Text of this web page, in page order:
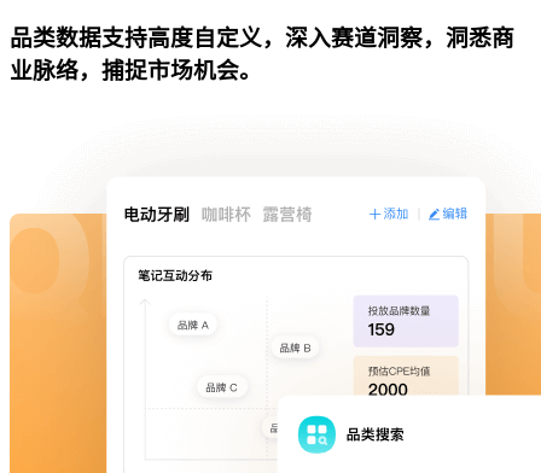
品类数据支持高度自定义，深入赛道洞察，洞悉商
业脉络，捕捉市场机会。